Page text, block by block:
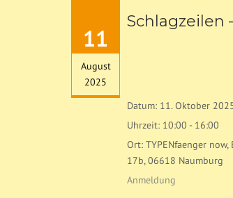
11
August
2025
Schlagzeilen
Datum: 11. Oktober
Uhrzeit: 10:00 - 16:00
Ort: TYPENfaenger
17b, 06618 Naumburg
Anmeldung